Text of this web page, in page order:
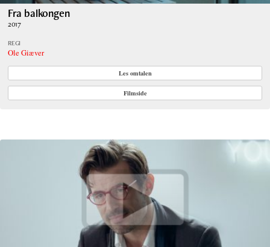
Fra balkongen
2017
REGI
Ole Giæver
Les omtalen
Filmside